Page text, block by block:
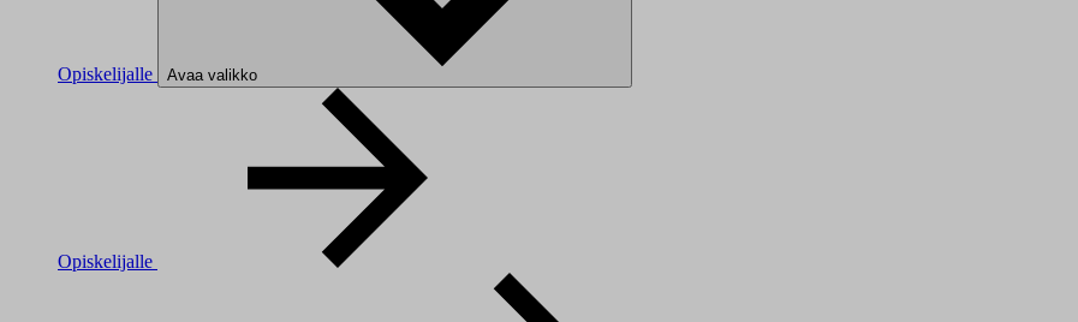
Opiskelijalle Avaa valikko
Opiskelijalle